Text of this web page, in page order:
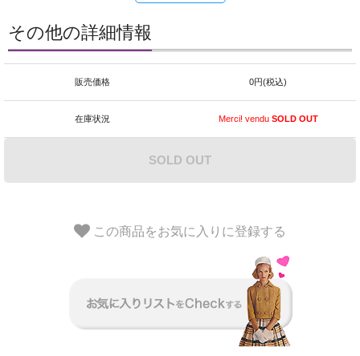
その他の詳細情報
販売価格 0円(税込)
在庫状況 Merci! venduSOLD OUT
SOLD OUT
この商品をお気に入りに登録する